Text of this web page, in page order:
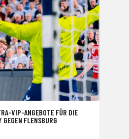
VIP-ANGEBOTE FÜR DIE
GEGEN FLENSBURG